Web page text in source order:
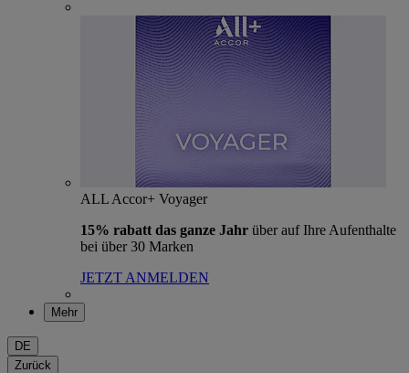
ALL Accor+ Voyager
15% rabatt das ganze Jahr über auf Ihre Aufenthalte
bei über 30 Marken
JETZT ANMELDEN
Mehr
DE
Zurück